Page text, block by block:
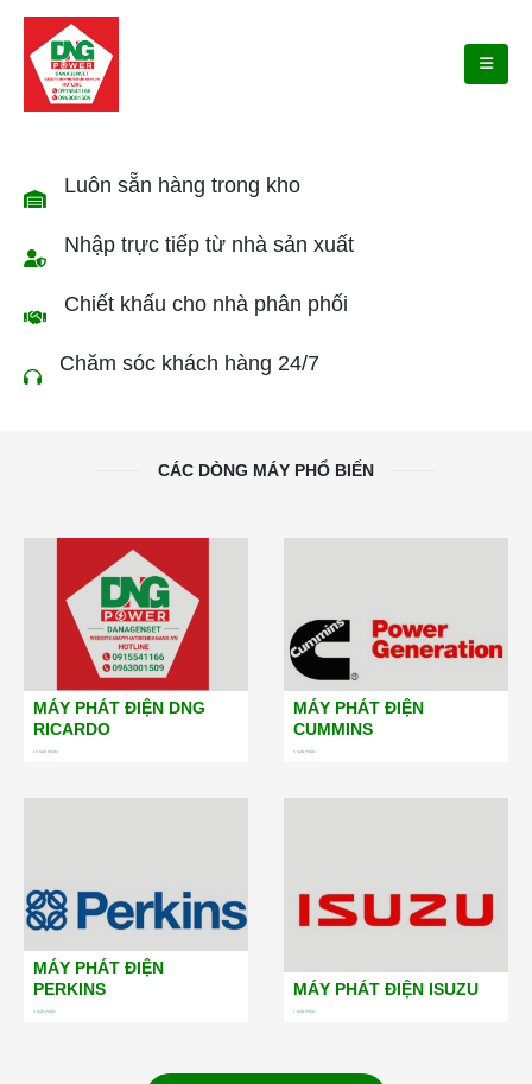
Luôn sẵn hàng trong kho
Nhập trực tiếp từ nhà sản xuất
Chiết khấu cho nhà phân phối
Chăm sóc khách hàng 24/7
CÁC DÒNG MÁY PHỔ BIẾN
MÁY PHÁT ĐIỆN DNG
RICARDO
19SẢN PHẨM
MÁY PHÁT ĐIỆN
CUMMINS
5SẢN PHẨM
MÁY PHÁT ĐIỆN
PERKINS
5SẢN PHẨM
MÁY PHÁT ĐIỆN ISUZU
1 SẢN PHẨM